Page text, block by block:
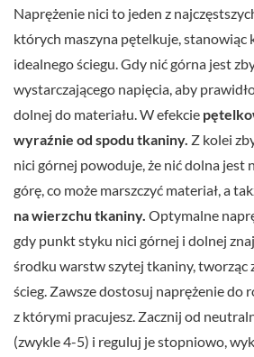
Naprężenie nici to jeden z
których maszyna pętelkuje, stanowiąc
idealnego ściegu. Gdy nić górna jest
wystarczającego napięcia, aby
dolnej do materiału. W efekcie
wyraźnie od spodu tkaniny. Z kolei
nici górnej powoduje, że nić dolna jest
górę, co może marszczyć materiał, a
na wierzchu tkaniny. Optymalne
gdy punkt styku nici górnej i dolnej
środku warstw szytej tkaniny, tworząc
ścieg. Zawsze dostosuj naprężenie do
z którymi pracujesz. Zacznij od
(zwykle 4-5) i reguluj je stopniowo,